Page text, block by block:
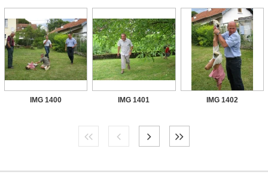
IMG 1400 IMG 1401 IMG 1402